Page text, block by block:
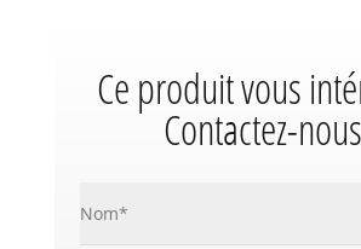
Ce produit vous
Contactez-